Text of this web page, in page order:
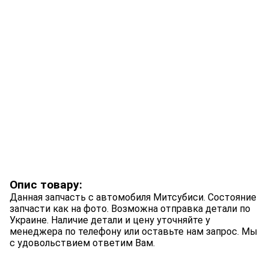
Опис товару:
Данная запчасть с автомобиля Митсубиси. Состояние
запчасти как на фото. Возможна отправка детали по
Украине. Наличие детали и цену уточняйте у
менеджера по телефону или оставьте нам запрос. Мы
с удовольствием ответим Вам.